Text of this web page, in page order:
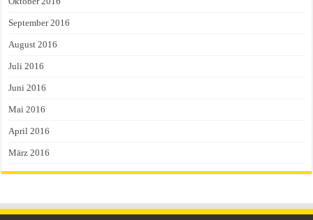
September 2016
August 2016
Juli 2016
Juni 2016
Mai 2016
April 2016
März 2016